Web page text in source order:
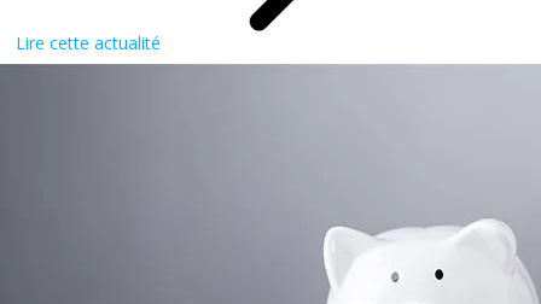
Lire cette actualité